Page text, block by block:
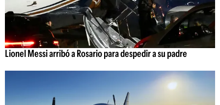
Lionel Messi arribó a Rosario para despedir a su padre